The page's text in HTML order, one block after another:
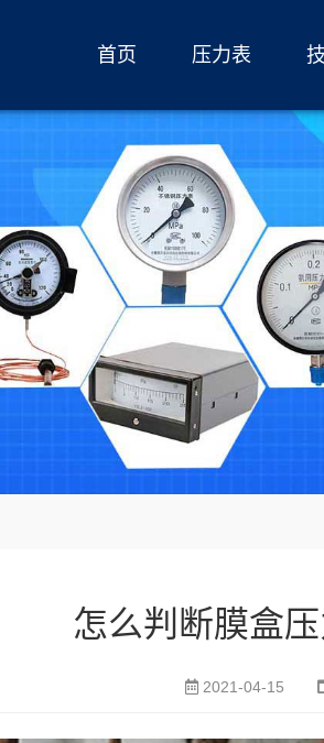
首页 压力表
怎么判断膜盒
2021-04-15